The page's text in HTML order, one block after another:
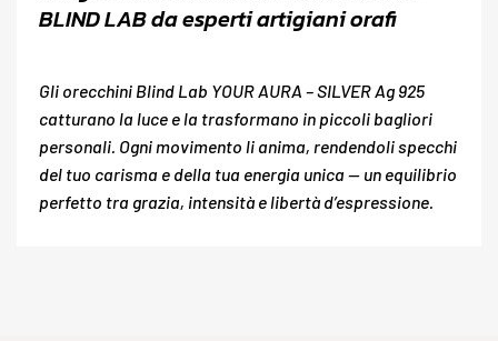
BLIND LAB da esperti artigiani orafi
Gli orecchini Blind Lab YOUR AURA – SILVER Ag 925
catturano la luce e la trasformano in piccoli bagliori
personali. Ogni movimento li anima, rendendoli specchi
del tuo carisma e della tua energia unica — un equilibrio
perfetto tra grazia, intensità e libertà d’espressione.